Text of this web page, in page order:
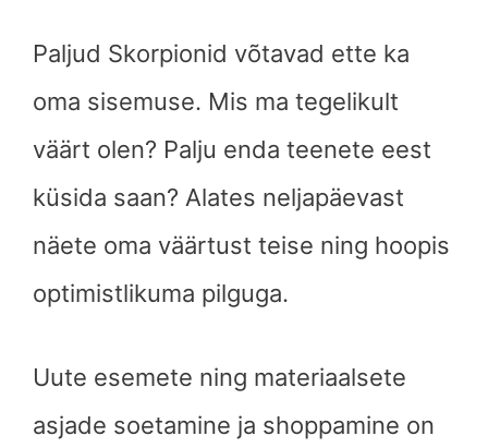
Paljud Skorpionid võtavad ette ka
oma sisemuse. Mis ma tegelikult
väärt olen? Palju enda teenete eest
küsida saan? Alates neljapäevast
näete oma väärtust teise ning hoopis
optimistlikuma pilguga.
Uute esemete ning materiaalsete
asjade soetamine ja shoppamine on